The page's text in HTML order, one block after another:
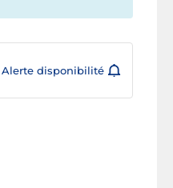
Alerte disponibilité